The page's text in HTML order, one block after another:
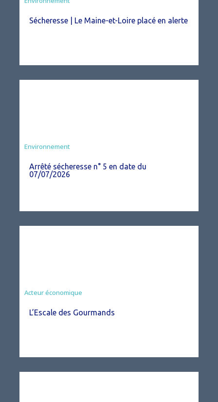
Sécheresse | Le Maine-et-Loire placé en alerte
Agriculture
Environnement
Arrêté sécheresse n° 5 en date du
07/07/2026
Acteur économique
L’Escale des Gourmands